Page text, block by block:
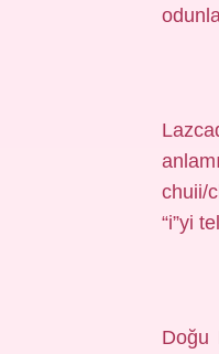
chuii/
“i”yi
Doğu